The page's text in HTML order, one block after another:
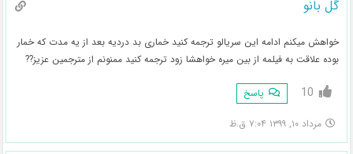
گل بانو
خواهش میکنم ادامه این سریالو ترجمه کنید خماری بد دردیه بعد از یه مدت که خمار
بوده علاقت به فیلمه از بین میره خواهشا زود ترجمه کنید ممنونم از مترجمین عزیز??
10 پاسخ
مرداد ۱۰, ۱۳۹۹ ۷:۰۴ ق.ظ